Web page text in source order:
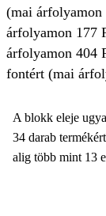
(mai árfolyamon
árfolyamon 177
árfolyamon 404
fontért (mai
A blokk eleje
34 darab
alig több mint 13